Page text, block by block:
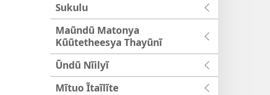
Sukulu
Maũndũ Matonya
Kũũtetheesya Thayũnĩ
Ũndũ Nĩilyĩ
Mĩtuo Ĩtaĩlĩte